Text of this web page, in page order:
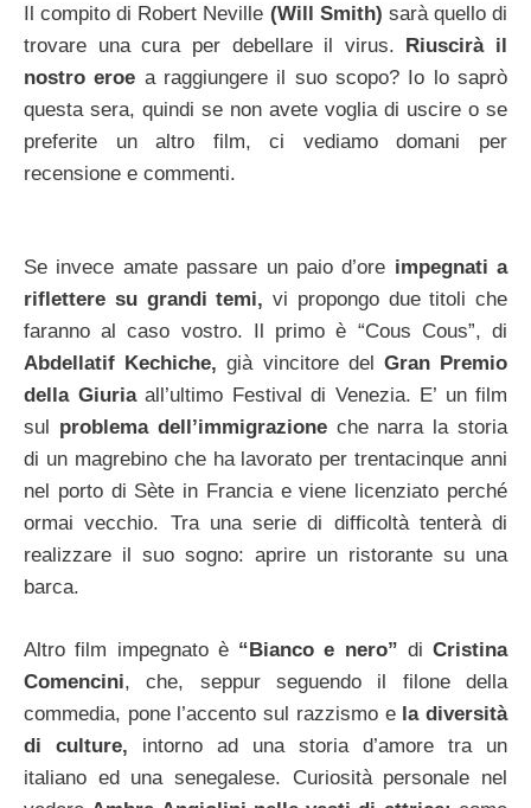
Il compito di Robert Neville (Will Smith) sarà quello di
trovare una cura per debellare il virus. Riuscirà il
nostro eroe a raggiungere il suo scopo? Io lo saprò
questa sera, quindi se non avete voglia di uscire o se
preferite un altro film, ci vediamo domani per
recensione e commenti.
Se invece amate passare un paio d’ore impegnati a
riflettere su grandi temi, vi propongo due titoli che
faranno al caso vostro. Il primo è “Cous Cous”, di
Abdellatif Kechiche, già vincitore del Gran Premio
della Giuriaall’ultimo Festival di Venezia. E’ un film
sul problema dell’immigrazione che narra la storia
di un magrebino che ha lavorato per trentacinque anni
nel porto di Sète in Francia e viene licenziato perché
ormai vecchio. Tra una serie di difficoltà tenterà di
realizzare il suo sogno: aprire un ristorante su una
barca.
Altro film impegnato è “Bianco e nero” di Cristina
Comencini, che, seppur seguendo il filone della
commedia, pone l’accento sul razzismo e la diversità
di culture, intorno ad una storia d’amore tra un
italiano ed una senegalese. Curiosità personale nel